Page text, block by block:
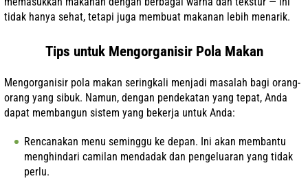
tidak hanya sehat, tetapi juga membuat makanan lebih menarik.
Tips untuk Mengorganisir Pola Makan
Mengorganisir pola makan seringkali menjadi masalah bagi orang-
orang yang sibuk. Namun, dengan pendekatan yang tepat, Anda
dapat membangun sistem yang bekerja untuk Anda:
Rencanakan menu seminggu ke depan. Ini akan membantu
menghindari camilan mendadak dan pengeluaran yang tidak
perlu.